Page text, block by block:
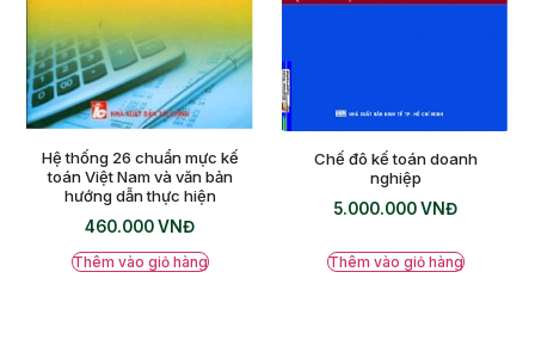
Hệ thống 26 chuẩn mực kế
toán Việt Nam và văn bản
hướng dẫn thực hiện
460.000VNĐ
Thêm vào giỏ hàng
Chế đô kế toán doanh
nghiệp
5.000.000VNĐ
Thêm vào giỏ hàng